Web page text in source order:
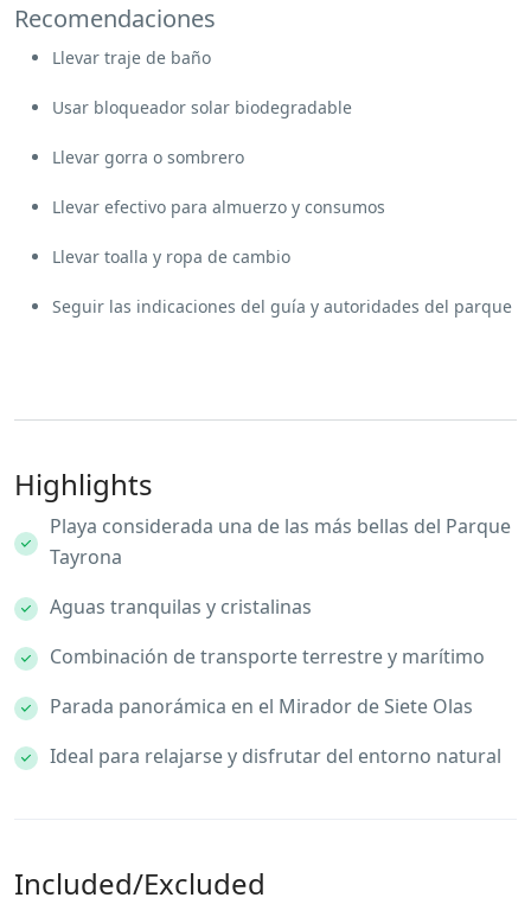
Recomendaciones
Llevar traje de baño
Usar bloqueador solar biodegradable
Llevar gorra o sombrero
Llevar efectivo para almuerzo y consumos
Llevar toalla y ropa de cambio
Seguir las indicaciones del guía y autoridades del parque
Highlights
Playa considerada una de las más bellas del Parque
Tayrona
Aguas tranquilas y cristalinas
Combinación de transporte terrestre y marítimo
Parada panorámica en el Mirador de Siete Olas
Ideal para relajarse y disfrutar del entorno natural
Included/Excluded